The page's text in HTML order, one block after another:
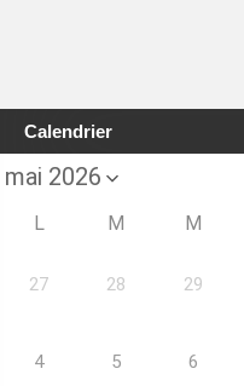
Calendrier
L M M
27 28 29
4 5 6